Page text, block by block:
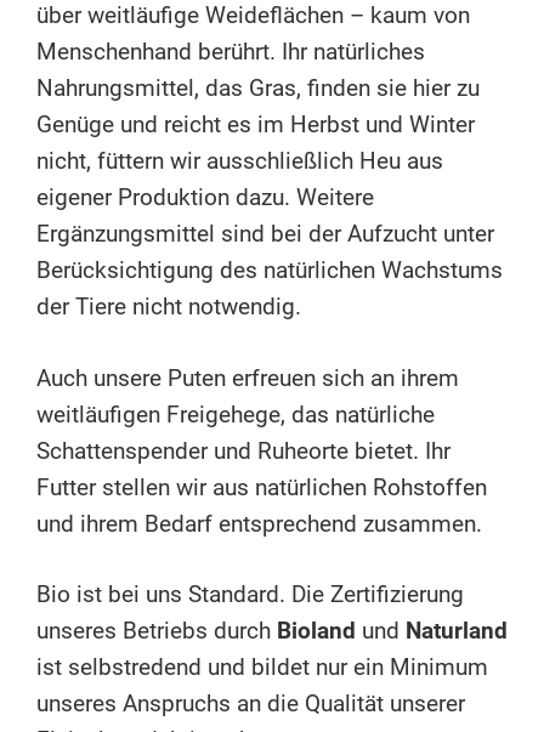
über weitläufige Weideflächen – kaum von
Menschenhand berührt. Ihr natürliches
Nahrungsmittel, das Gras, finden sie hier zu
Genüge und reicht es im Herbst und Winter
nicht, füttern wir ausschließlich Heu aus
eigener Produktion dazu. Weitere
Ergänzungsmittel sind bei der Aufzucht unter
Berücksichtigung des natürlichen Wachstums
der Tiere nicht notwendig.
Auch unsere Puten erfreuen sich an ihrem
weitläufigen Freigehege, das natürliche
Schattenspender und Ruheorte bietet. Ihr
Futter stellen wir aus natürlichen Rohstoffen
und ihrem Bedarf entsprechend zusammen.
Bio ist bei uns Standard. Die Zertifizierung
unseres Betriebs durch Bioland und Naturland
ist selbstredend und bildet nur ein Minimum
unseres Anspruchs an die Qualität unserer